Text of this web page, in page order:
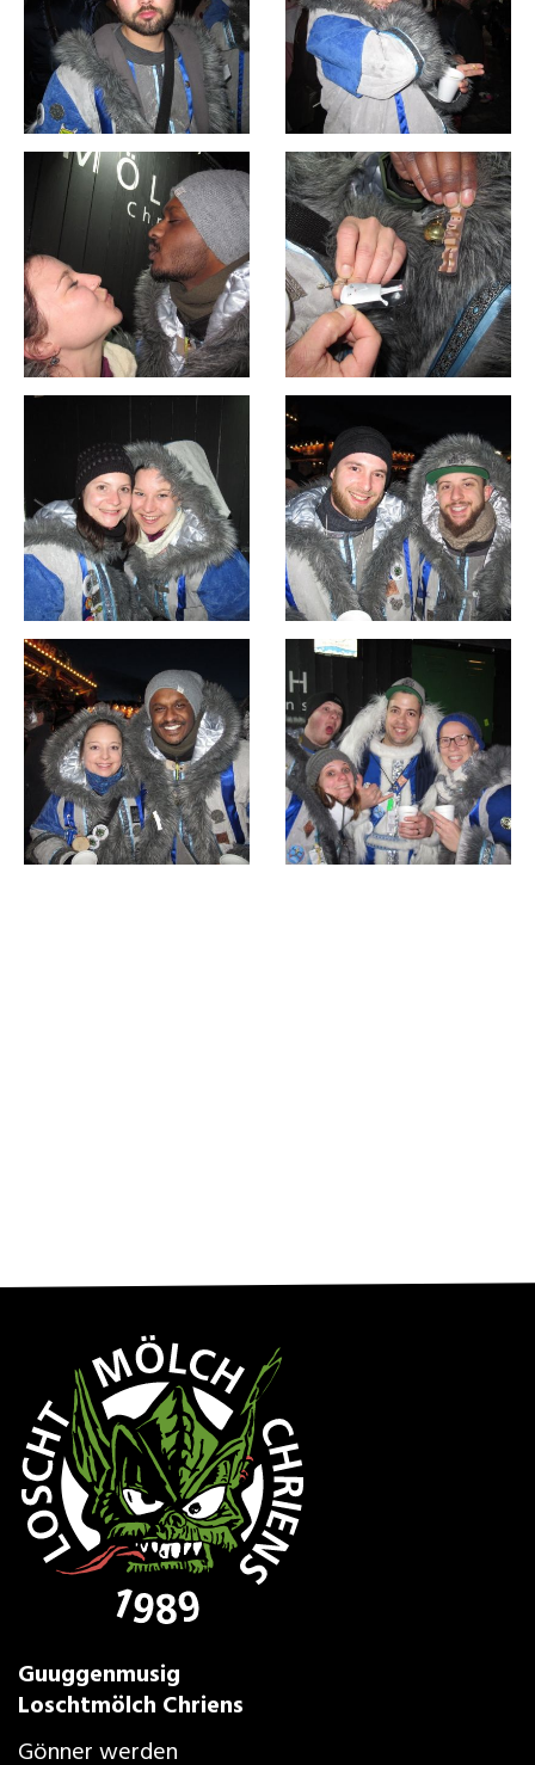
Guuggenmusig
Loschtmölch Chriens
Gönner werden